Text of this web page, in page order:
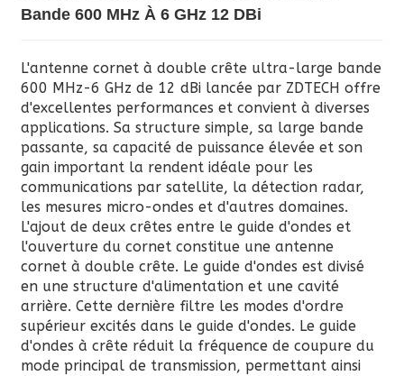
Bande 600 MHz À 6 GHz 12 DBi
L'antenne cornet à double crête ultra-large bande
600 MHz-6 GHz de 12 dBi lancée par ZDTECH offre
d'excellentes performances et convient à diverses
applications. Sa structure simple, sa large bande
passante, sa capacité de puissance élevée et son
gain important la rendent idéale pour les
communications par satellite, la détection radar,
les mesures micro-ondes et d'autres domaines.
L'ajout de deux crêtes entre le guide d'ondes et
l'ouverture du cornet constitue une antenne
cornet à double crête. Le guide d'ondes est divisé
en une structure d'alimentation et une cavité
arrière. Cette dernière filtre les modes d'ordre
supérieur excités dans le guide d'ondes. Le guide
d'ondes à crête réduit la fréquence de coupure du
mode principal de transmission, permettant ainsi